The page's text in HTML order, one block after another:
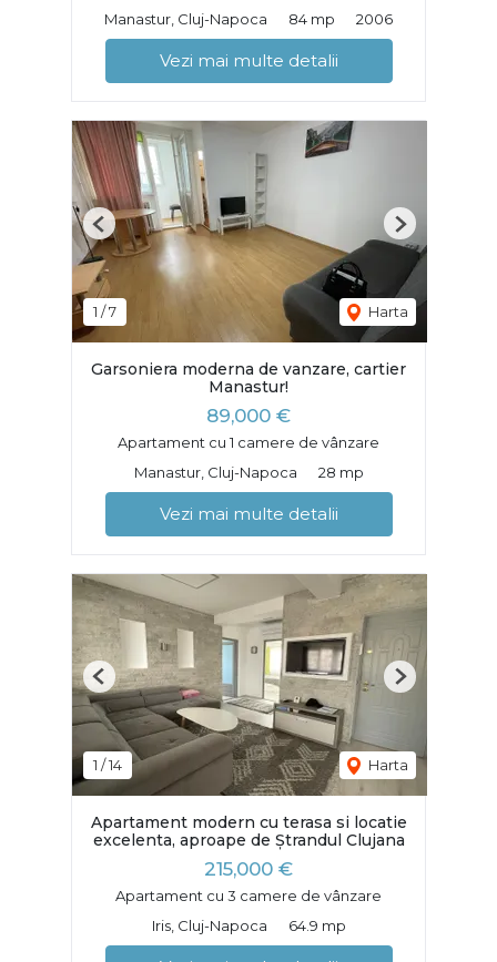
Manastur, Cluj-Napoca
84 mp 2006
Vezi mai multe detalii
1 /7 Harta
Previous Next
Garsoniera moderna de vanzare, cartier
Manastur!
89,000 €
Apartament cu 1 camere de vânzare
Manastur, Cluj-Napoca
28 mp
Vezi mai multe detalii
1 /14 Harta
Previous Next
Apartament modern cu terasa si locatie
excelenta, aproape de Ștrandul Clujana
215,000 €
Apartament cu 3 camere de vânzare
Iris, Cluj-Napoca
64.9 mp